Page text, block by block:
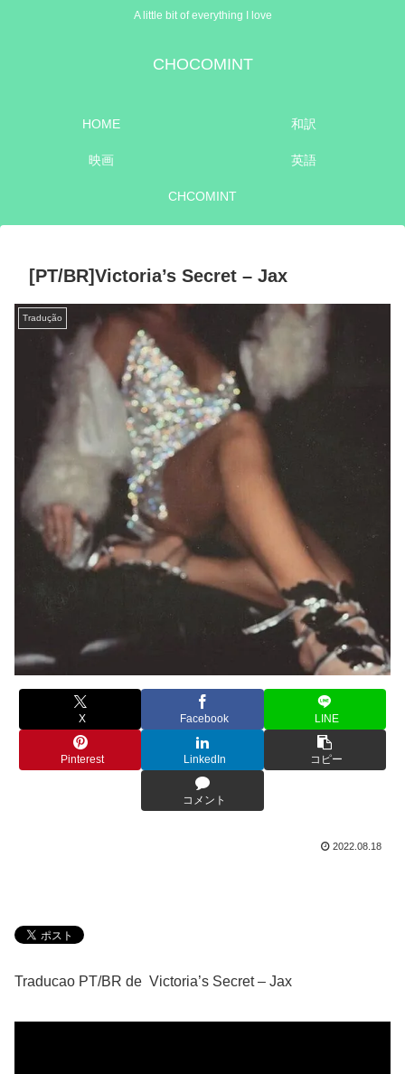
A little bit of everything I love
CHOCOMINT
HOME 和訳
映画 英語
CHCOMINT
[PT/BR]Victoria’s Secret – Jax
Tradução
X Facebook LINE
Pinterest LinkedIn コピー
コメント
2022.08.18
Traducao PT/BR de Victoria’s Secret – Jax